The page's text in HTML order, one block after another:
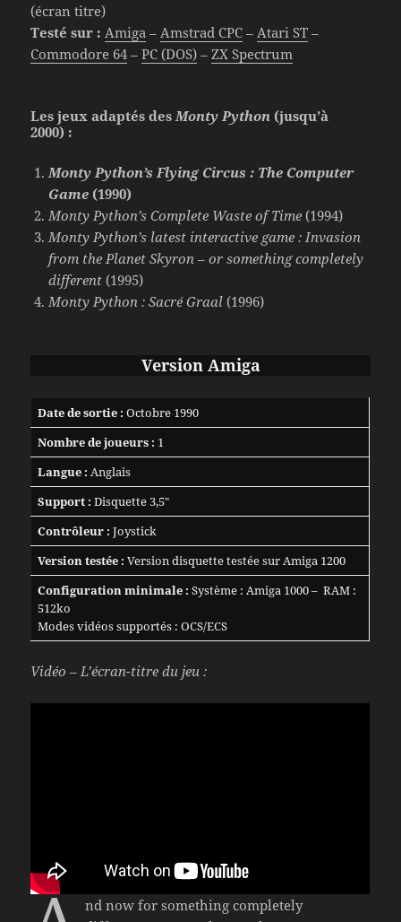
(écran titre)
Testé sur : Amiga –Amstrad CPC –Atari ST –
Commodore 64 –PC (DOS) –ZX Spectrum
Les jeux adaptés desMonty Python (jusqu’à
2000) :
Monty Python’s Flying Circus : The Computer
Game (1990)
Monty Python’s Complete Waste of Time (1994)
Monty Python’s latest interactive game : Invasion
from the Planet Skyron – or something completely
different (1995)
Monty Python : Sacré Graal (1996)
Version Amiga
Date de sortie : Octobre 1990
Nombre de joueurs : 1
Langue : Anglais
Support : Disquette 3,5″
Contrôleur : Joystick
Version testée : Version disquette testée sur Amiga 1200
Configuration minimale : Système : Amiga 1000 – RAM :
512ko
Modes vidéos supportés : OCS/ECS
Vidéo – L’écran-titre du jeu :
nd now for something completely